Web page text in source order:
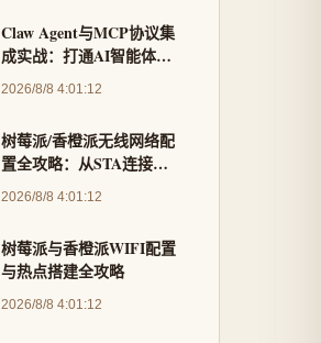
Claw Agent与MCP协议集
成实战：打通AI智能体调
用手机能力的全链路
2026/8/8 4:01:12
树莓派/香橙派无线网络配
置全攻略：从STA连接到
AP热点搭建
2026/8/8 4:01:12
树莓派与香橙派WIFI配置
与热点搭建全攻略
2026/8/8 4:01:12